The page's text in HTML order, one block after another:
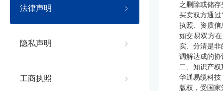
法律声明
隐私声明
工商执照
之删除或储
买卖双方通
执照、资质
如交易双方
实、分清是
调解达成的
二、知识产
华通易缆科
版权，受国